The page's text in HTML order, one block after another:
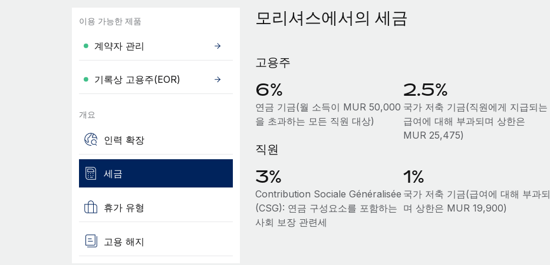
이용 가능한 제품
계약자 관리
기록상 고용주(EOR)
개요
인력 확장
세금
휴가 유형
고용 해지
모리셔스에서의 세금
고용주
6%
연금 기금(월 소득이 MUR 50,000
을 초과하는 모든 직원 대상)
2.5%
국가 저축 기금(직원에게 지급되는
급여에 대해 부과되며 상한은
MUR 25,475)
직원
3%
Contribution Sociale Généralisée
(CSG): 연금 구성요소를 포함하는
사회 보장 관련세
1%
국가 저축 기금(급여에 대해 부과되
며 상한은 MUR 19,900)